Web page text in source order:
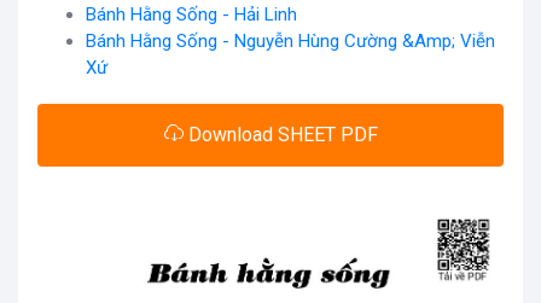
Bánh Hằng Sống - Hải Linh
Bánh Hằng Sống - Nguyễn Hùng Cường &Amp; Viễn
Xứ
Download SHEET PDF